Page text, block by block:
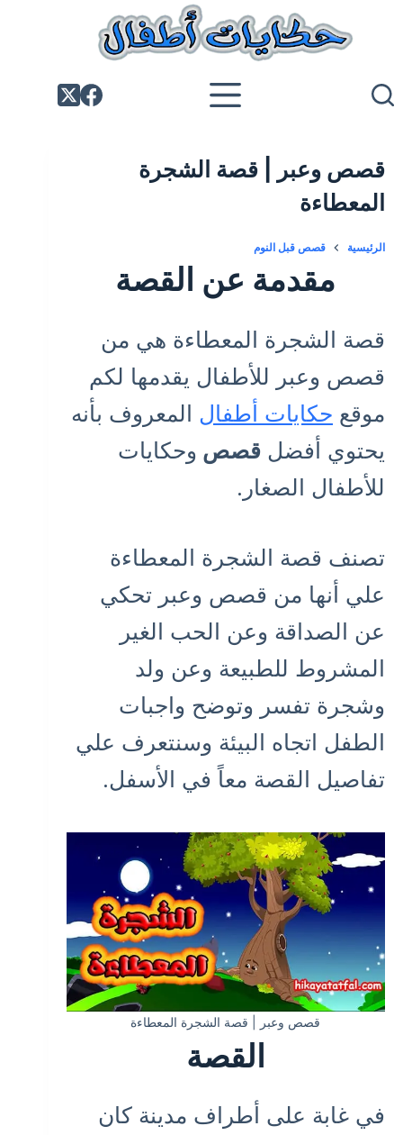
المحتوى
قصص وعبر | قصة الشجرة
المعطاءة
الرئيسية قصص قبل النوم
مقدمة عن القصة
قصة الشجرة المعطاءة هي من
قصص وعبر للأطفال يقدمها لكم
موقع حكايات أطفال المعروف بأنه
يحتوي أفضل قصص وحكايات
للأطفال الصغار.
تصنف قصة الشجرة المعطاءة
علي أنها من قصص وعبر تحكي
عن الصداقة وعن الحب الغير
المشروط للطبيعة وعن ولد
وشجرة تفسر وتوضح واجبات
الطفل اتجاه البيئة وسنتعرف علي
تفاصيل القصة معاً في الأسفل.
قصص وعبر | قصة الشجرة المعطاءة
القصة
في غابة على أطراف مدينة كان